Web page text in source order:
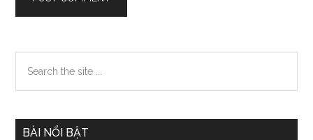
Primary
Sidebar
the
BÀI NỔI BẬT